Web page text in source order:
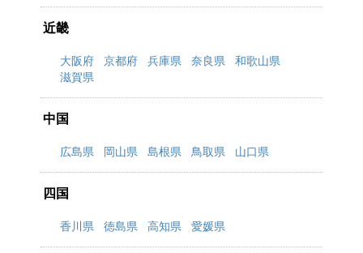
近畿
大阪府 京都府 兵庫県 奈良県
和歌山県
滋賀県
中国
広島県 岡山県 島根県 鳥取県 山口県
四国
香川県 徳島県 高知県 愛媛県